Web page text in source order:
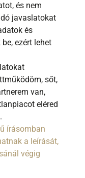
és nem
javaslatokat
és
ezért lehet
sőt,
van,
eléred
írásomban
a leírását,
végig